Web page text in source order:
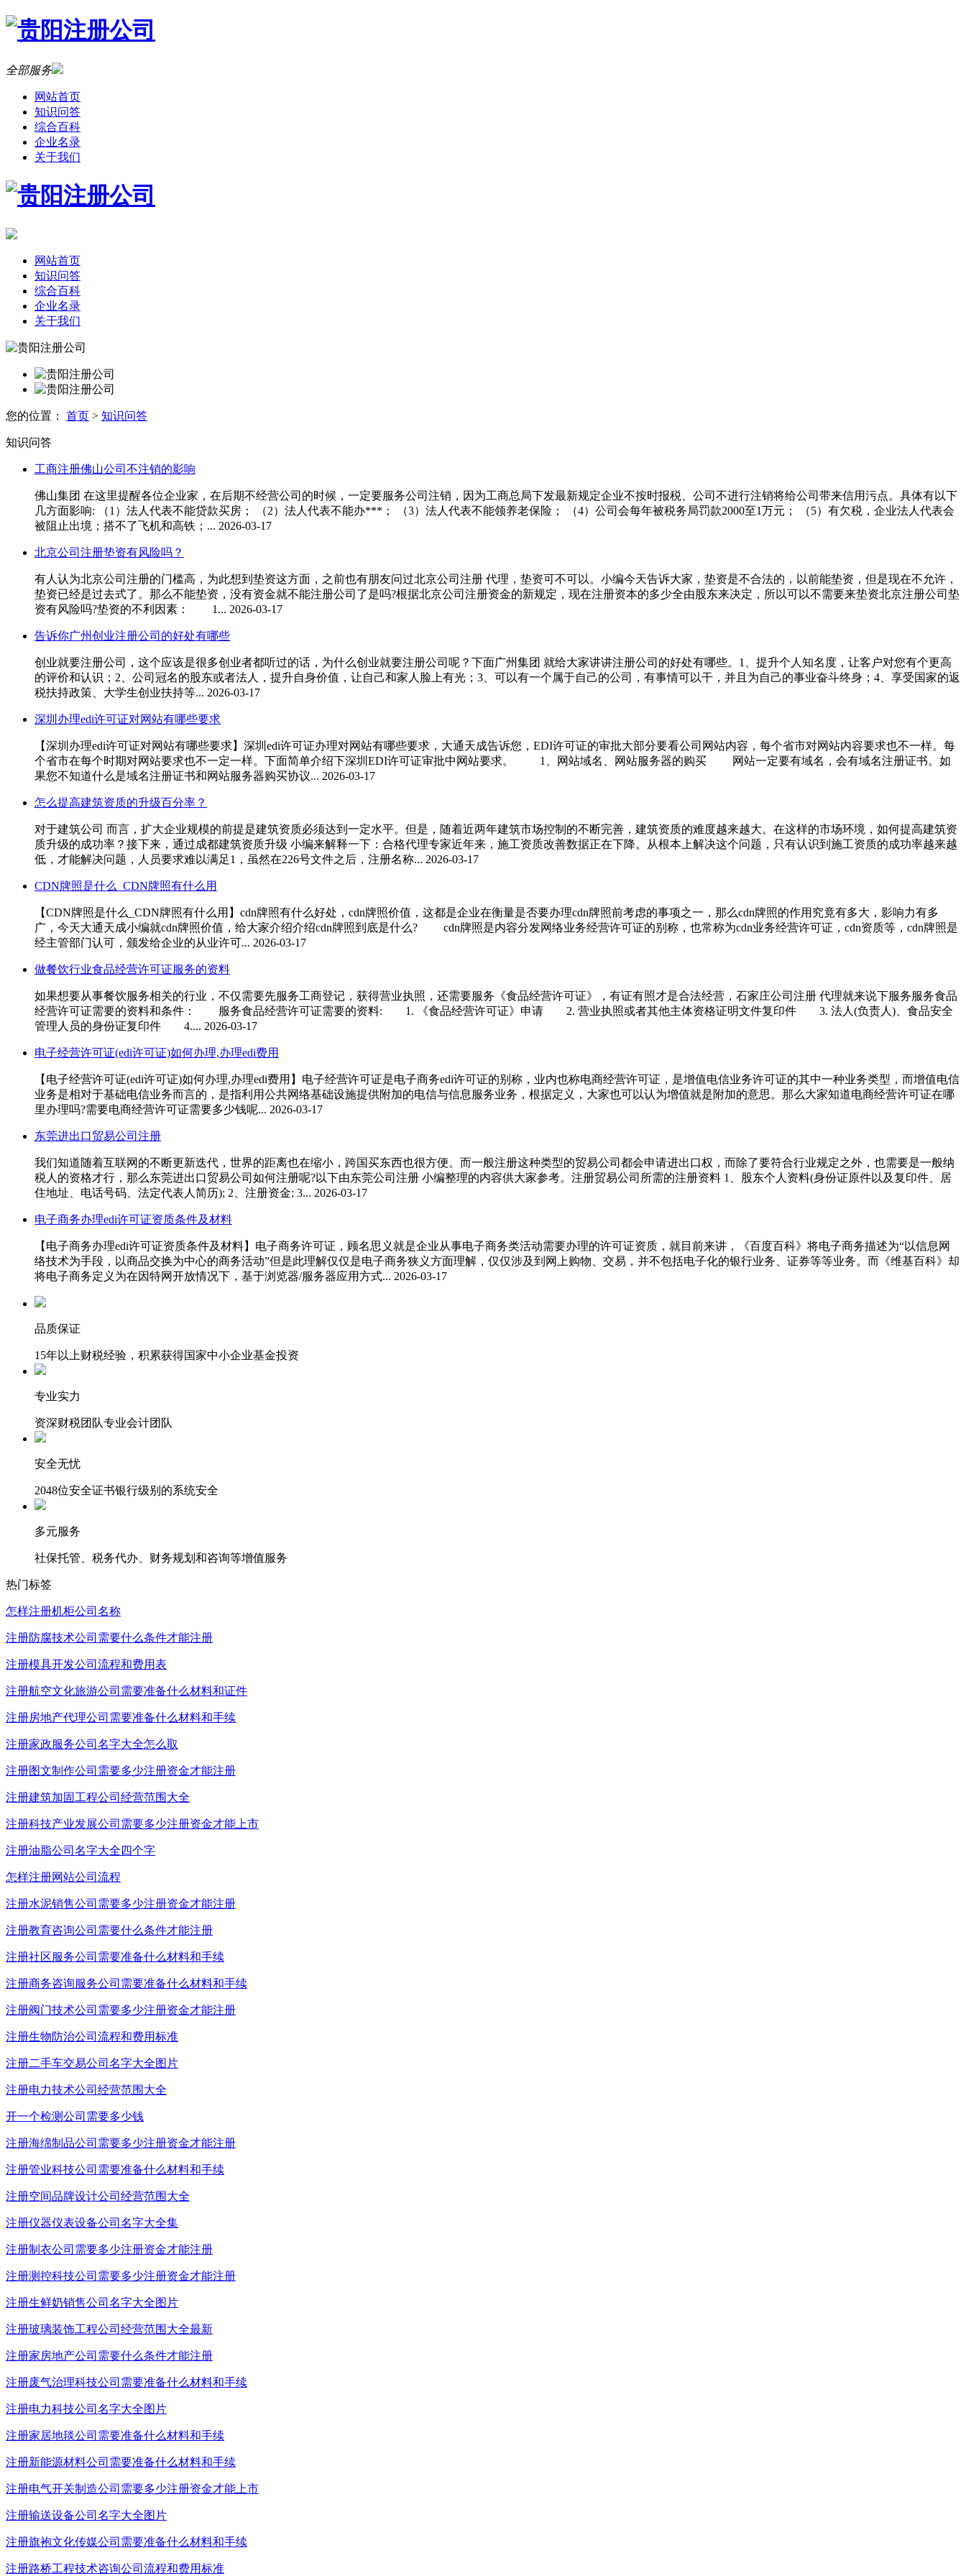
全部服务
网站首页
知识问答
综合百科
企业名录
关于我们
网站首页
知识问答
综合百科
企业名录
关于我们
您的位置： 首页 > 知识问答
知识问答
工商注册佛山公司不注销的影响
佛山集团 在这里提醒各位企业家，在后期不经营公司的时候，一定要服务公司注销，因为工商总局下发最新规定企业不按时报税、公司不进行注销将给公司带来信用污点。具体有以下
几方面影响: （1）法人代表不能贷款买房； （2）法人代表不能办***； （3）法人代表不能领养老保险； （4）公司会每年被税务局罚款2000至1万元； （5）有欠税，企业法人代表会
被阻止出境；搭不了飞机和高铁；... 2026-03-17
北京公司注册垫资有风险吗？
有人认为北京公司注册的门槛高，为此想到垫资这方面，之前也有朋友问过北京公司注册 代理，垫资可不可以。小编今天告诉大家，垫资是不合法的，以前能垫资，但是现在不允许，
垫资已经是过去式了。那么不能垫资，没有资金就不能注册公司了是吗?根据北京公司注册资金的新规定，现在注册资本的多少全由股东来决定，所以可以不需要来垫资北京注册公司垫
资有风险吗?垫资的不利因素： 1... 2026-03-17
告诉你广州创业注册公司的好处有哪些
创业就要注册公司，这个应该是很多创业者都听过的话，为什么创业就要注册公司呢？下面广州集团 就给大家讲讲注册公司的好处有哪些。1、提升个人知名度，让客户对您有个更高
的评价和认识；2、公司冠名的股东或者法人，提升自身价值，让自己和家人脸上有光；3、可以有一个属于自己的公司，有事情可以干，并且为自己的事业奋斗终身；4、享受国家的返
税扶持政策、大学生创业扶持等... 2026-03-17
深圳办理edi许可证对网站有哪些要求
【深圳办理edi许可证对网站有哪些要求】深圳edi许可证办理对网站有哪些要求，大通天成告诉您，EDI许可证的审批大部分要看公司网站内容，每个省市对网站内容要求也不一样。每
个省市在每个时期对网站要求也不一定一样。下面简单介绍下深圳EDI许可证审批中网站要求。 1、网站域名、网站服务器的购买 网站一定要有域名，会有域名注册证书。如
果您不知道什么是域名注册证书和网站服务器购买协议... 2026-03-17
怎么提高建筑资质的升级百分率？
对于建筑公司 而言，扩大企业规模的前提是建筑资质必须达到一定水平。但是，随着近两年建筑市场控制的不断完善，建筑资质的难度越来越大。在这样的市场环境，如何提高建筑资
质升级的成功率？接下来，通过成都建筑资质升级 小编来解释一下：合格代理专家近年来，施工资质改善数据正在下降。从根本上解决这个问题，只有认识到施工资质的成功率越来越
低，才能解决问题，人员要求难以满足1，虽然在226号文件之后，注册名称... 2026-03-17
CDN牌照是什么_CDN牌照有什么用
【CDN牌照是什么_CDN牌照有什么用】cdn牌照有什么好处，cdn牌照价值，这都是企业在衡量是否要办理cdn牌照前考虑的事项之一，那么cdn牌照的作用究竟有多大，影响力有多
广，今天大通天成小编就cdn牌照价值，给大家介绍介绍cdn牌照到底是什么? cdn牌照是内容分发网络业务经营许可证的别称，也常称为cdn业务经营许可证，cdn资质等，cdn牌照是
经主管部门认可，颁发给企业的从业许可... 2026-03-17
做餐饮行业食品经营许可证服务的资料
如果想要从事餐饮服务相关的行业，不仅需要先服务工商登记，获得营业执照，还需要服务《食品经营许可证》，有证有照才是合法经营，石家庄公司注册 代理就来说下服务服务食品
经营许可证需要的资料和条件： 服务食品经营许可证需要的资料: 1. 《食品经营许可证》申请 2. 营业执照或者其他主体资格证明文件复印件 3. 法人(负责人)、食品安全
管理人员的身份证复印件 4.... 2026-03-17
电子经营许可证(edi许可证)如何办理,办理edi费用
【电子经营许可证(edi许可证)如何办理,办理edi费用】电子经营许可证是电子商务edi许可证的别称，业内也称电商经营许可证，是增值电信业务许可证的其中一种业务类型，而增值电信
业务是相对于基础电信业务而言的，是指利用公共网络基础设施提供附加的电信与信息服务业务，根据定义，大家也可以认为增值就是附加的意思。那么大家知道电商经营许可证在哪
里办理吗?需要电商经营许可证需要多少钱呢... 2026-03-17
东莞进出口贸易公司注册
我们知道随着互联网的不断更新迭代，世界的距离也在缩小，跨国买东西也很方便。而一般注册这种类型的贸易公司都会申请进出口权，而除了要符合行业规定之外，也需要是一般纳
税人的资格才行，那么东莞进出口贸易公司如何注册呢?以下由东莞公司注册 小编整理的内容供大家参考。注册贸易公司所需的注册资料 1、股东个人资料(身份证原件以及复印件、居
住地址、电话号码、法定代表人简历); 2、注册资金; 3... 2026-03-17
电子商务办理edi许可证资质条件及材料
【电子商务办理edi许可证资质条件及材料】电子商务许可证，顾名思义就是企业从事电子商务类活动需要办理的许可证资质，就目前来讲，《百度百科》将电子商务描述为“以信息网
络技术为手段，以商品交换为中心的商务活动”但是此理解仅仅是电子商务狭义方面理解，仅仅涉及到网上购物、交易，并不包括电子化的银行业务、证券等等业务。而《维基百科》却
将电子商务定义为在因特网开放情况下，基于浏览器/服务器应用方式... 2026-03-17
品质保证
15年以上财税经验，积累获得国家中小企业基金投资
专业实力
资深财税团队专业会计团队
安全无忧
2048位安全证书银行级别的系统安全
多元服务
社保托管、税务代办、财务规划和咨询等增值服务
热门标签
怎样注册机柜公司名称
注册防腐技术公司需要什么条件才能注册
注册模具开发公司流程和费用表
注册航空文化旅游公司需要准备什么材料和证件
注册房地产代理公司需要准备什么材料和手续
注册家政服务公司名字大全怎么取
注册图文制作公司需要多少注册资金才能注册
注册建筑加固工程公司经营范围大全
注册科技产业发展公司需要多少注册资金才能上市
注册油脂公司名字大全四个字
怎样注册网站公司流程
注册水泥销售公司需要多少注册资金才能注册
注册教育咨询公司需要什么条件才能注册
注册社区服务公司需要准备什么材料和手续
注册商务咨询服务公司需要准备什么材料和手续
注册阀门技术公司需要多少注册资金才能注册
注册生物防治公司流程和费用标准
注册二手车交易公司名字大全图片
注册电力技术公司经营范围大全
开一个检测公司需要多少钱
注册海绵制品公司需要多少注册资金才能注册
注册管业科技公司需要准备什么材料和手续
注册空间品牌设计公司经营范围大全
注册仪器仪表设备公司名字大全集
注册制衣公司需要多少注册资金才能注册
注册测控科技公司需要多少注册资金才能注册
注册生鲜奶销售公司名字大全图片
注册玻璃装饰工程公司经营范围大全最新
注册家房地产公司需要什么条件才能注册
注册废气治理科技公司需要准备什么材料和手续
注册电力科技公司名字大全图片
注册家居地毯公司需要准备什么材料和手续
注册新能源材料公司需要准备什么材料和手续
注册电气开关制造公司需要多少注册资金才能上市
注册输送设备公司名字大全图片
注册旗袍文化传媒公司需要准备什么材料和手续
注册路桥工程技术咨询公司流程和费用标准